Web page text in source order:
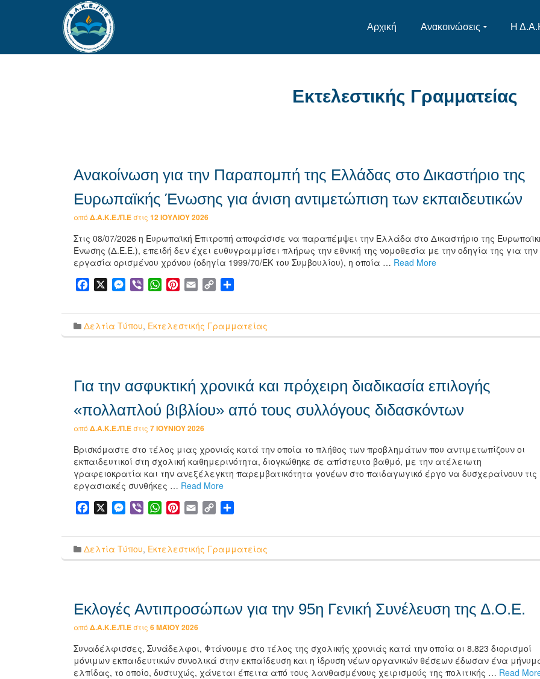
Αρχική Ανακοινώσεις Η
Εκτελεστικής Γραμματείας
Ανακοίνωση για την Παραπομπή της Ελλάδας στο Δικαστήριο της
Ευρωπαϊκής Ένωσης για άνιση αντιμετώπιση των εκπαιδευτικών
από Δ.Α.Κ.Ε./Π.Εστις 12 ΙΟΥΛΊΟΥ 2026
Στις 08/07/2026 η Ευρωπαϊκή Επιτροπή αποφάσισε να παραπέμψει την Ελλάδα στο Δικαστήριο της
Ένωσης (Δ.Ε.Ε.), επειδή δεν έχει ευθυγραμμίσει πλήρως την εθνική της νομοθεσία με την οδηγία της για την
εργασία ορισμένου χρόνου (οδηγία 1999/70/ΕΚ του Συμβουλίου), η οποία … Read More
Facebook Messenger
Viber WhatsApp
Pinterest
Email Copy
Δελτία Τύπου, Εκτελεστικής Γραμματείας
Για την ασφυκτική χρονικά και πρόχειρη διαδικασία επιλογής
«πολλαπλού βιβλίου» από τους συλλόγους διδασκόντων
από Δ.Α.Κ.Ε./Π.Εστις 7 ΙΟΥΝΊΟΥ 2026
Βρισκόμαστε στο τέλος μιας χρονιάς κατά την οποία το πλήθος των προβλημάτων που αντιμετωπίζουν οι
εκπαιδευτικοί στη σχολική καθημερινότητα, διογκώθηκε σε απίστευτο βαθμό, με την ατέλειωτη
γραφειοκρατία και την ανεξέλεγκτη παρεμβατικότητα γονέων στο παιδαγωγικό έργο να δυσχεραίνουν τις
εργασιακές συνθήκες … Read More
Facebook Messenger
Viber WhatsApp
Pinterest
Email Copy
Δελτία Τύπου, Εκτελεστικής Γραμματείας
Εκλογές Αντιπροσώπων για την 95η Γενική Συνέλευση της Δ.Ο.Ε.
από Δ.Α.Κ.Ε./Π.Εστις 6 ΜΑΪ́ΟΥ 2026
Συναδέλφισσες, Συνάδελφοι, Φτάνουμε στο τέλος της σχολικής χρονιάς κατά την οποία οι 8.823 διορισμοί
μόνιμων εκπαιδευτικών συνολικά στην εκπαίδευση και η ίδρυση νέων οργανικών θέσεων έδωσαν ένα
ελπίδας, το οποίο, δυστυχώς, χάνεται έπειτα από τους λανθασμένους χειρισμούς της πολιτικής … Read